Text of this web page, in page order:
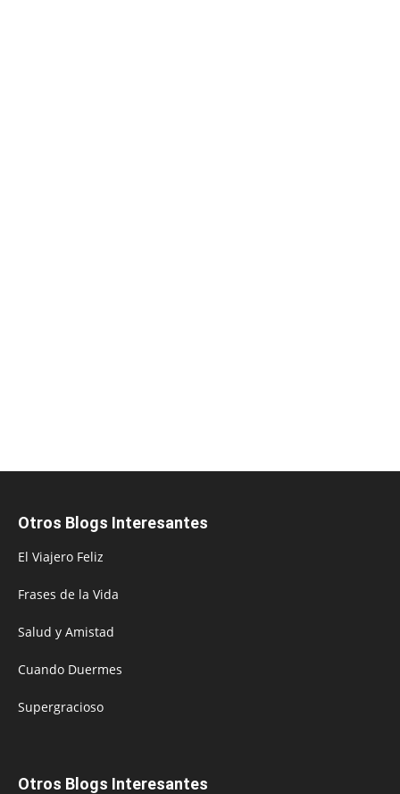
Otros Blogs Interesantes
El Viajero Feliz
Frases de la Vida
Salud y Amistad
Cuando Duermes
Supergracioso
Otros Blogs Interesantes